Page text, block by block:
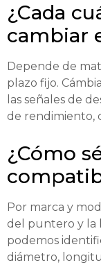
¿Cada
cambiar
Depende de
plazo fijo.
las señales de
de rendimiento,
¿Cómo
Por marca y
del puntero y la
podemos
diámetro,